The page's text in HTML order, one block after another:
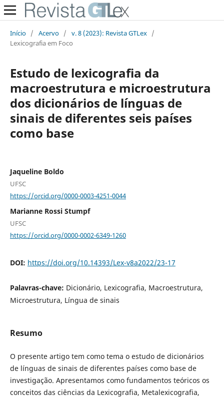
Início / Acervo / v. 8 (2023): Revista GTLex /
Lexicografia em Foco
Estudo de lexicografia da
macroestrutura e microestrutura
dos dicionários de línguas de
sinais de diferentes seis países
como base
Jaqueline Boldo
UFSC
https://orcid.org/0000-0003-4251-0044
Marianne Rossi Stumpf
UFSC
https://orcid.org/0000-0002-6349-1260
DOI: https://doi.org/10.14393/Lex-v8a2022/23-17
Palavras-chave: Dicionário, Lexicografia, Macroestrutura,
Microestrutura, Língua de sinais
Resumo
O presente artigo tem como tema o estudo de dicionários
de línguas de sinais de diferentes países como base de
investigação. Apresentamos como fundamentos teóricos os
conceitos das ciências da Lexicografia, Metalexicografia,